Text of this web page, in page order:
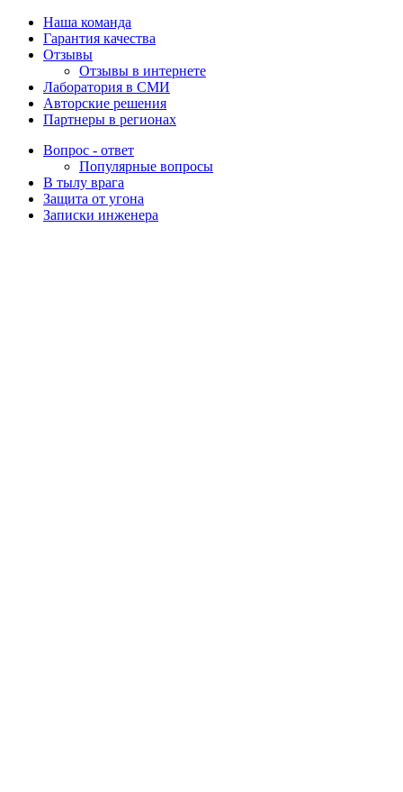
Наша команда
Гарантия качества
Отзывы
Отзывы в интернете
Лаборатория в СМИ
Авторские решения
Партнеры в регионах
Вопрос - ответ
Популярные вопросы
В тылу врага
Защита от угона
Записки инженера